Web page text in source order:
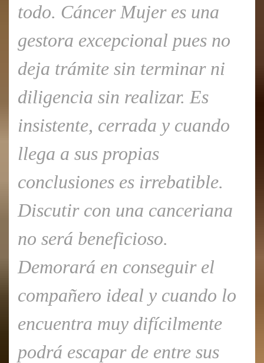
todo. Cáncer Mujer es una
gestora excepcional pues no
deja trámite sin terminar ni
diligencia sin realizar. Es
insistente, cerrada y cuando
llega a sus propias
conclusiones es irrebatible.
Discutir con una canceriana
no será beneficioso.
Demorará en conseguir el
compañero ideal y cuando lo
encuentra muy difícilmente
podrá escapar de entre sus